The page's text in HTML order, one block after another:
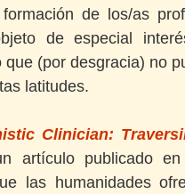
de los/as
de especial
que (por desgracia) no
latitudes.
Clinician:
artículo publicado
las humanidades